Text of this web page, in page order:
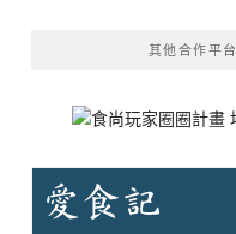
其他合作平台